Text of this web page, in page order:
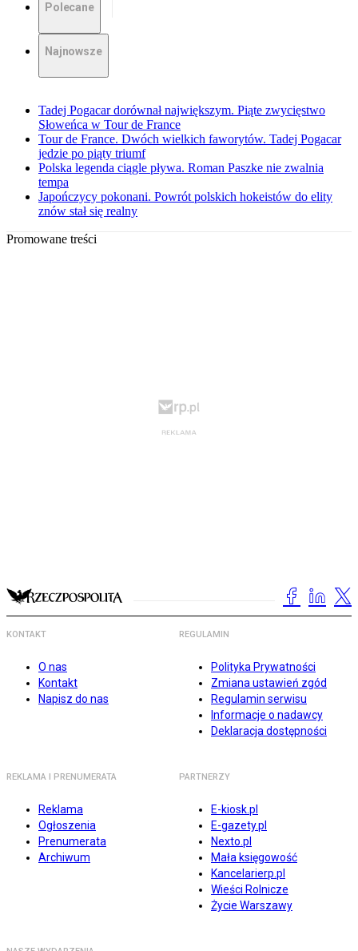
Polecane
Najnowsze
Tadej Pogacar dorównał największym. Piąte zwycięstwo
Słoweńca w Tour de France
Tour de France. Dwóch wielkich faworytów. Tadej Pogacar
jedzie po piąty triumf
Polska legenda ciągle pływa. Roman Paszke nie zwalnia
tempa
Japończycy pokonani. Powrót polskich hokeistów do elity
znów stał się realny
Promowane treści
KONTAKT
O nas
Kontakt
Napisz do nas
REGULAMIN
Polityka Prywatności
Zmiana ustawień zgód
Regulamin serwisu
Informacje o nadawcy
Deklaracja dostępności
REKLAMA I PRENUMERATA
Reklama
Ogłoszenia
Prenumerata
Archiwum
PARTNERZY
E-kiosk.pl
E-gazety.pl
Nexto.pl
Mała księgowość
Kancelarierp.pl
Wieści Rolnicze
Życie Warszawy